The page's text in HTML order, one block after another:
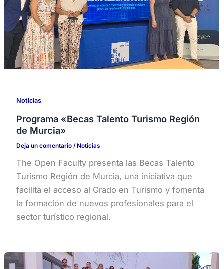
Noticias
Programa «Becas Talento Turismo Región
de Murcia»
Deja un comentario /Noticias
The Open Faculty presenta las Becas Talento
Turismo Región de Murcia, una iniciativa que
facilita el acceso al Grado en Turismo y fomenta
la formación de nuevos profesionales para el
sector turístico regional.